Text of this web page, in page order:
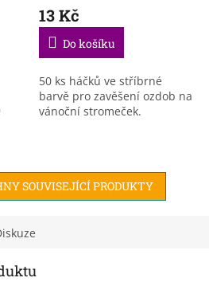
13 Kč
Do košíku
50 ks háčků ve stříbrné
barvě pro zavěšení ozdob na
vánoční stromeček.
SOUVISEJÍCÍ PRODUKTY